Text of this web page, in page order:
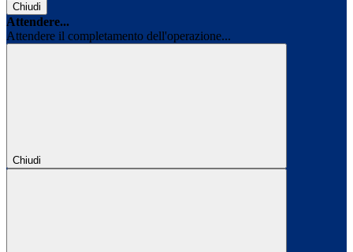
Chiudi
Attendere...
Attendere il completamento dell'operazione...
Chiudi